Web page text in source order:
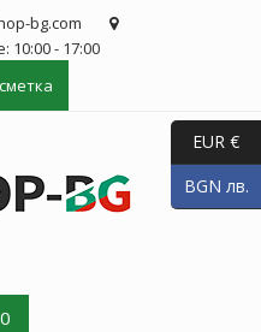
bg.com
10:00 - 17:00
0
EUR €
BGN лв.